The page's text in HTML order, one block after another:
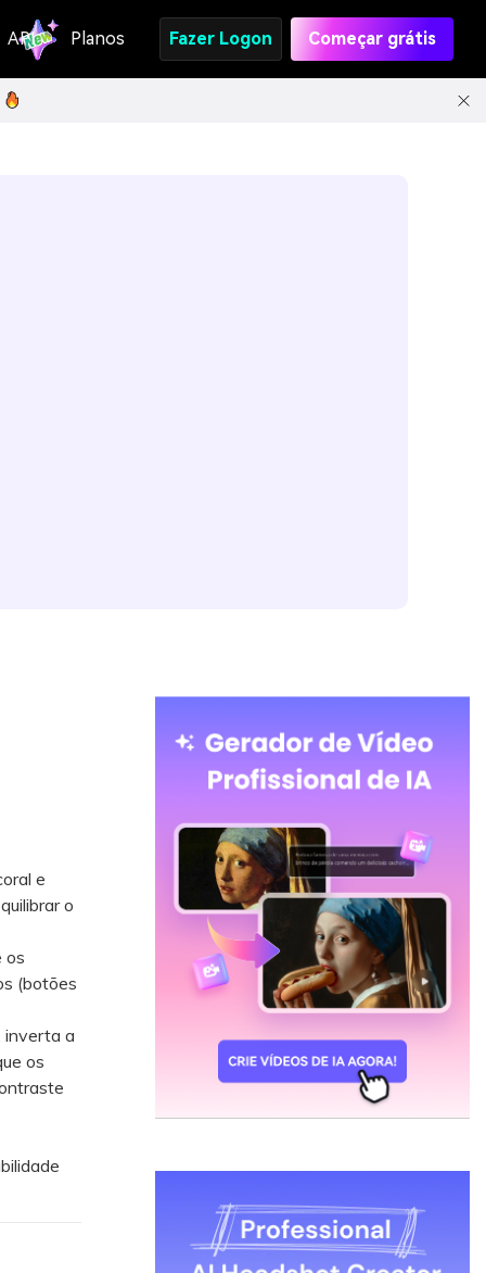
API Planos Fazer Logon Começar grátis
e
o
os
(botões
a
os